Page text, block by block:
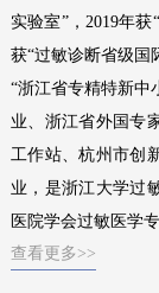
实验室”，2019年
获“过敏诊断省级国
“浙江省专精特新中
业、浙江省外国专
工作站、杭州市创
业，是浙江大学过
医院学会过敏医学
查看更多>>